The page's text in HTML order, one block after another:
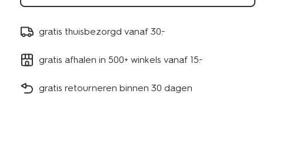
gratis thuisbezorgd vanaf 30.-
gratis afhalen in 500+ winkels vanaf 15.-
gratis retourneren binnen 30 dagen